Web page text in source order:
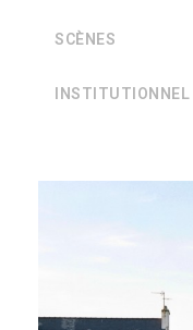
SCÈNES
INSTITUTIONNEL